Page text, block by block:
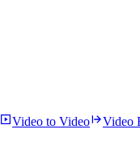
Video to Video Video